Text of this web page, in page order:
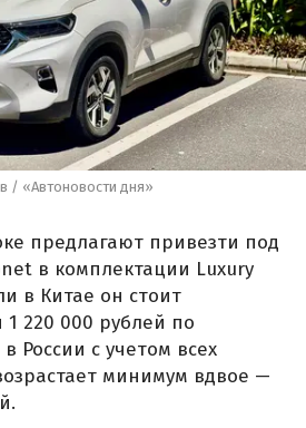
/ «Автоновости дня»
предлагают привезти под
в комплектации Luxury
в Китае он стоит
220 000 рублей по
России с учетом всех
минимум вдвое —